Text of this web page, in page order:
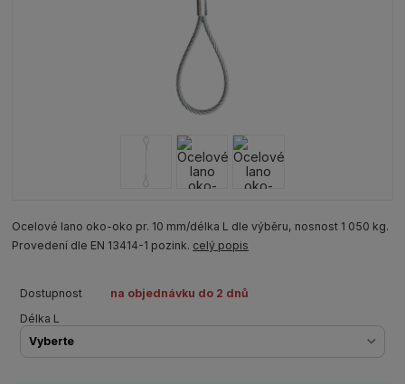
Ocelové lano oko-oko pr. 10 mm/délka L dle výběru, nosnost 1 050 kg.
Provedení dle EN 13414-1 pozink. celý popis
Dostupnost
na objednávku do 2 dnů
Délka L